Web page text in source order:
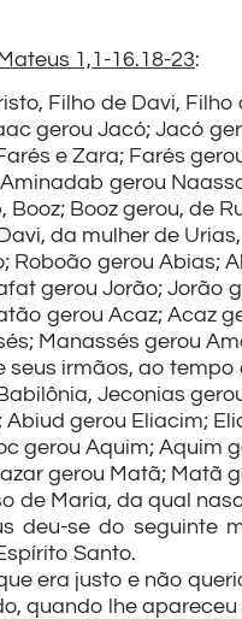
1,1-16.18-23:
Filho de Davi, Filho
gerou Jacó; Jacó
e Zara; Farés
gerou
Booz; Booz gerou, de
da mulher de
Roboão gerou Abias;
gerou Jorão; Jorão
gerou Acaz; Acaz
Manassés gerou
seus irmãos, ao
Jeconias
gerou Eliacim;
gerou Aquim; Aquim
gerou Matã; Matã
de Maria, da qual
deu-se do seguinte
Santo.
era justo e não
quando lhe